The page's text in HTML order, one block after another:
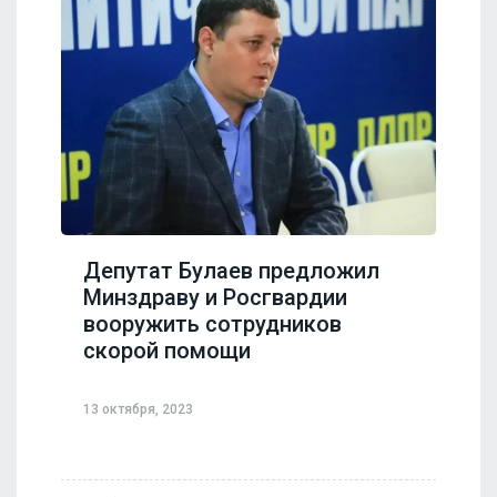
Депутат Булаев предложил
Минздраву и Росгвардии
вооружить сотрудников
скорой помощи
13 октября, 2023